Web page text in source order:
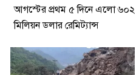
আগস্টের প্রথম ৫ দিনে এলো ৬০২
মিলিয়ন ডলার রেমিট্যান্স